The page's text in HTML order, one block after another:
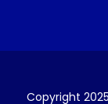
Copyright